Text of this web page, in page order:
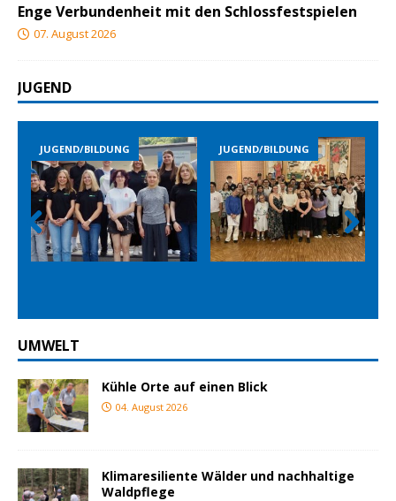
Enge Verbundenheit mit den Schlossfestspielen
07. August 2026
JUGEND
JUGEND/BILDUNG JUGEND/BILDUNG
Prev
ious
Nex
t
UMWELT
Kühle Orte auf einen Blick
04. August 2026
Klimaresiliente Wälder und nachhaltige
Waldpflege